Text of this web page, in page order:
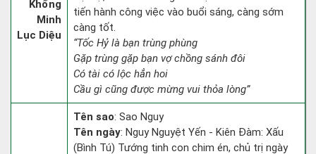
Khổng
Minh
Lục Diệu
tiến hành công việc vào buổi sáng, càng sớm
càng tốt.
“Tốc Hỷ là bạn trùng phùng
Gặp trùng gặp bạn vợ chồng sánh đôi
Có tài có lộc hẳn hoi
Cầu gì cũng được mừng vui thỏa lòng”
Tên sao: Sao Nguy
Tên ngày: Nguy Nguyệt Yến - Kiên Đàm: Xấu
(Bình Tú) Tướng tinh con chim én, chủ trị ngày